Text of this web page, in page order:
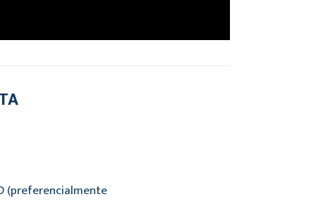
(preferencialmente